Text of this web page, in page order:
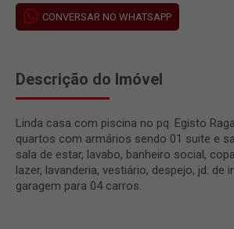
CONVERSAR NO WHATSAPP
Descrição do Imóvel
Linda casa com piscina no pq. Egisto
quartos com armários sendo 01 suite e
sala de estar, lavabo, banheiro social,
lazer, lavanderia, vestiário, despejo, jd. de
garagem para 04 carros.